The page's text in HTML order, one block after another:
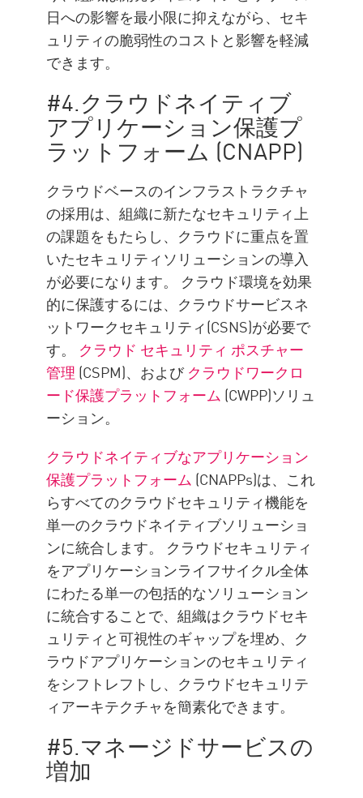
日への影響を最小限に抑えながら、セキ
ュリティの脆弱性のコストと影響を軽減
できます。
#4.クラウドネイティブ
アプリケーション保護プ
ラットフォーム (CNAPP)
クラウドベースのインフラストラクチャ
の採用は、組織に新たなセキュリティ上
の課題をもたらし、クラウドに重点を置
いたセキュリティソリューションの導入
が必要になります。 クラウド環境を効果
的に保護するには、クラウドサービスネ
ットワークセキュリティ(CSNS)が必要で
す。 クラウド セキュリティ ポスチャー
管理 (CSPM)、およびクラウドワークロ
ード保護プラットフォーム (CWPP)ソリュ
ーション。
クラウドネイティブなアプリケーション
保護プラットフォーム (CNAPPs)は、これ
らすべてのクラウドセキュリティ機能を
単一のクラウドネイティブソリューショ
ンに統合します。 クラウドセキュリティ
をアプリケーションライフサイクル全体
にわたる単一の包括的なソリューション
に統合することで、組織はクラウドセキ
ュリティと可視性のギャップを埋め、ク
ラウドアプリケーションのセキュリティ
をシフトレフトし、クラウドセキュリテ
ィアーキテクチャを簡素化できます。
#5.マネージドサービスの
増加